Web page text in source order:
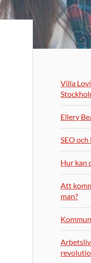
Villa
Ellery
SEO
Hur kan
Att
man?